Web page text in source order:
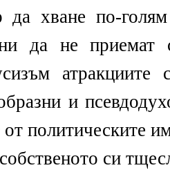
да хване по-
да не приемат
атракциите
и
от политическите
си